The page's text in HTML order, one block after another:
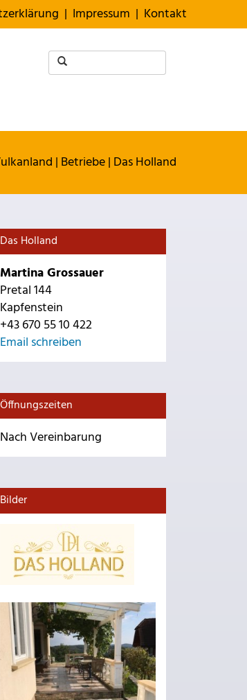
| Impressum | Kontakt
| Betriebe| Das Holland
Das Holland
Martina Grossauer
Pretal 144
Kapfenstein
+43 670 55 10 422
Email schreiben
Öffnungszeiten
Nach Vereinbarung
Bilder